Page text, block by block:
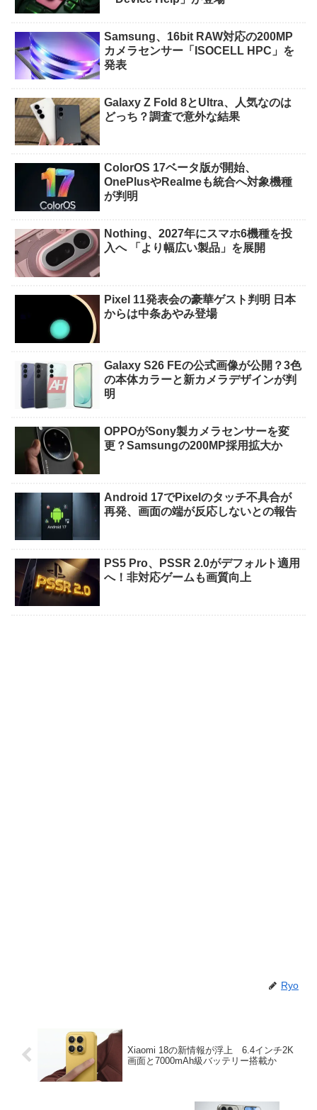
Samsung、16bit RAW対応の200MP
カメラセンサー「ISOCELL HPC」を
発表
Galaxy Z Fold 8とUltra、人気なのは
どっち？調査で意外な結果
ColorOS 17ベータ版が開始、
OnePlusやRealmeも統合へ対象機種
が判明
Nothing、2027年にスマホ6機種を投
入へ 「より幅広い製品」を展開
Pixel 11発表会の豪華ゲスト判明 日本
からは中条あやみ登場
Galaxy S26 FEの公式画像が公開？3色
の本体カラーと新カメラデザインが判
明
OPPOがSony製カメラセンサーを変
更？Samsungの200MP採用拡大か
Android 17でPixelのタッチ不具合が
再発、画面の端が反応しないとの報告
PS5 Pro、PSSR 2.0がデフォルト適用
へ！非対応ゲームも画質向上
Ryo
Xiaomi 18の新情報が浮上 6.4インチ2K
画面と7000mAh級バッテリー搭載か